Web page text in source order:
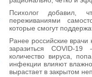
Психолог добавил,
переживаниями
которые смогут
Ранее российские
заразиться COVID-
количество вируса,
инфекции влияют
вырастает в закрытом